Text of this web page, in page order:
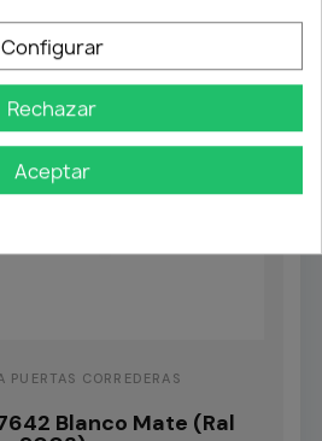
PUERTAS CORREDERAS
Blanco Mate (Ral
Configurar
Rechazar
Aceptar